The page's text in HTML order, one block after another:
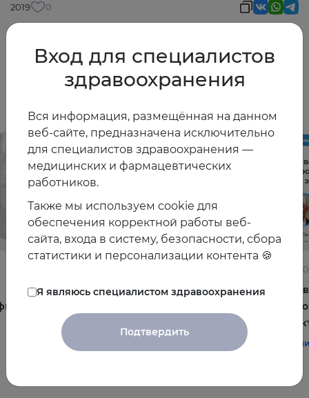
2019 0
Другие видео
Постменопауза на приёме: алгоритмы для
#терапия #постменопауза #женское_здоровье
и
и
Вход для специалистов
здравоохранения
Вся информация, размещённая на данном
веб-сайте, предназначена исключительно
для специалистов здравоохранения —
медицинских и фармацевтических
работников.
Также мы используем cookie для
обеспечения корректной работы веб-
сайта, входа в систему, безопасности, сбора
статистики и персонализации контента 🍪
Я являюсь специалистом здравоохранения
Подтвердить